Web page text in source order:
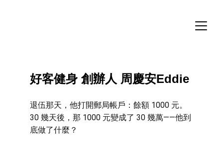
好客健身 創辦人 周慶安Eddie
退伍那天，他打開郵局帳戶：餘額 1000 元。
30 幾天後，那 1000 元變成了 30 幾萬——他到
底做了什麼？